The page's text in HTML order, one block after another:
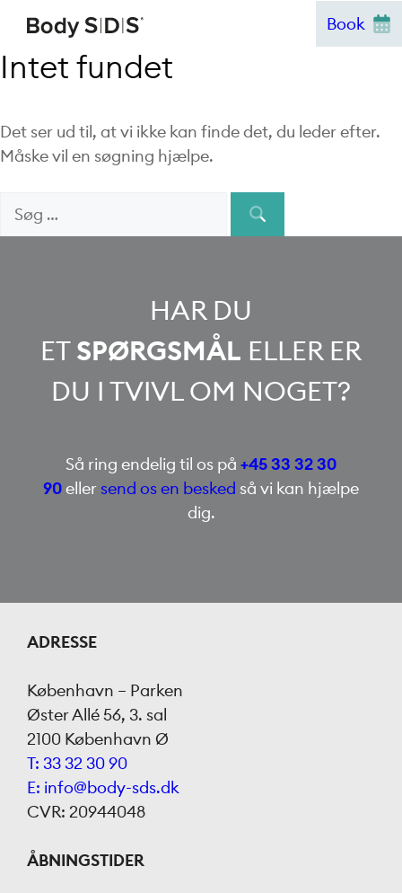
indhold
Book
Intet fundet
Det ser ud til, at vi ikke kan finde det, du leder efter.
Måske vil en søgning hjælpe.
Søg
efter:
HAR DU
ETSPØRGSMÅL ELLER ER
DU I TVIVL OM NOGET?
Så ring endelig til os på +45 33 32 30
90eller send os en besked så vi kan hjælpe
dig.
ADRESSE
København – Parken
Øster Allé 56, 3. sal
2100 København Ø
T: 33 32 30 90
E: info@body-sds.dk
CVR: 20944048
ÅBNINGSTIDER